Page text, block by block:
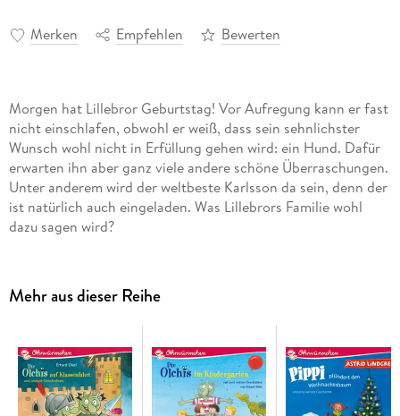
Merken Empfehlen Bewerten
Morgen hat Lillebror Geburtstag! Vor Aufregung kann er fast
nicht einschlafen, obwohl er weiß, dass sein sehnlichster
Wunsch wohl nicht in Erfüllung gehen wird: ein Hund. Dafür
erwarten ihn aber ganz viele andere schöne Überraschungen.
Unter anderem wird der weltbeste Karlsson da sein, denn der
ist natürlich auch eingeladen. Was Lillebrors Familie wohl
dazu sagen wird?
Mehr aus dieser Reihe